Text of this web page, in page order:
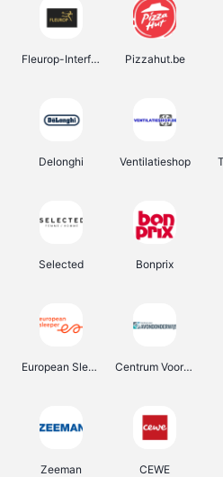
Fleurop-Interflora Pizzahut.be
Delonghi Ventilatieshop
Selected Bonprix
European Sleeper Centrum Voor Avondonderwijs
Zeeman CEWE